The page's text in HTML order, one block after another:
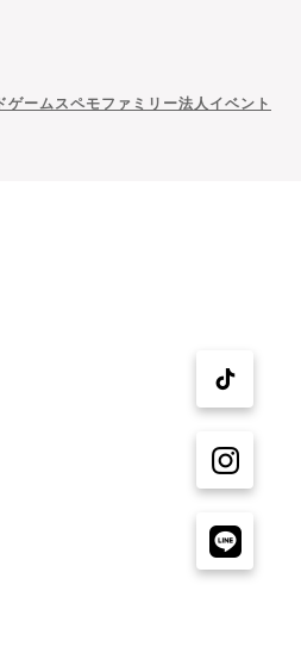
ゲームスペモファミリー法人イベント